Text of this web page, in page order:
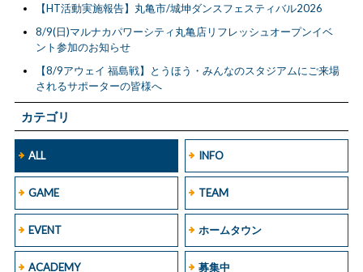
カテゴリ
ALL INFO
GAME TEAM
EVENT ホームタウン
ACADEMY 募集中
【HT活動実施報告】丸亀市/城坤ダンスフェスティバル2026
8/9(日)マルナカパワーシティ丸亀店リフレッシュオープンイベ
ント参加のお知らせ
【8/9アウェイ 福島戦】とうほう・みんなのスタジアムにご来場
されるサポーターの皆様へ